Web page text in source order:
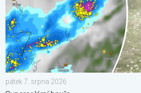
pátek 7. srpna 2026